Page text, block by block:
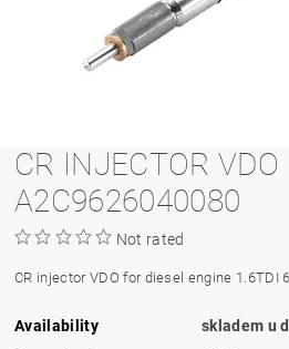
CR INJECTOR VDO
A2C9626040080
Not rated
CR injector VDO for diesel engine 1.6TDI
Availability skladem u